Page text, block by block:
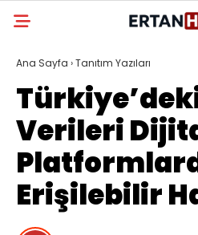
Ana Sayfa ›Tanıtım Yazıları
Verileri
Erişilebilir